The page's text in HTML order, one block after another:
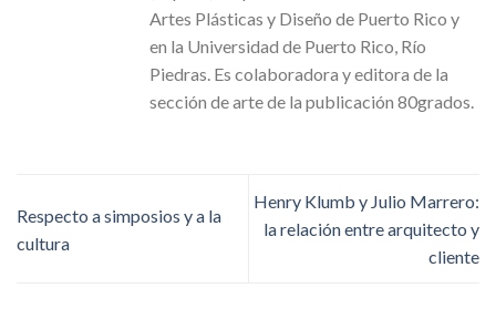
Artes Plásticas y Diseño de Puerto Rico y
en la Universidad de Puerto Rico, Río
Piedras. Es colaboradora y editora de la
sección de arte de la publicación 80grados.
Respecto a simposios y a la
cultura
Henry Klumb y Julio Marrero:
la relación entre arquitecto y
cliente